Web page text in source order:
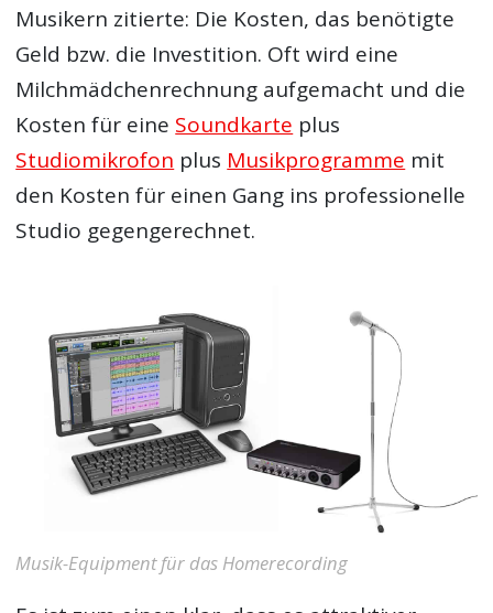
Musikern zitierte: Die Kosten, das benötigte
Geld bzw. die Investition. Oft wird eine
Milchmädchenrechnung aufgemacht und die
Kosten für eine Soundkarte plus
Studiomikrofon plus Musikprogramme mit
den Kosten für einen Gang ins professionelle
Studio gegengerechnet.
Musik-Equipment für das Homerecording